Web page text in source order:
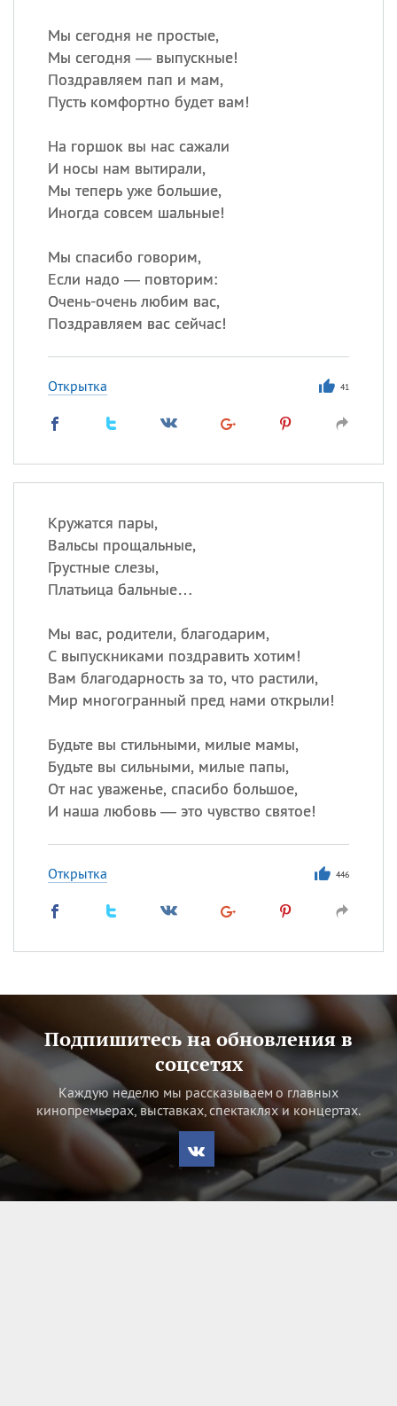
Мы сегодня не простые,
Мы сегодня — выпускные!
Поздравляем пап и мам,
Пусть комфортно будет вам!
На горшок вы нас сажали
И носы нам вытирали,
Мы теперь уже большие,
Иногда совсем шальные!
Мы спасибо говорим,
Если надо — повторим:
Очень-очень любим вас,
Поздравляем вас сейчас!
Открытка 41
Кружатся пары,
Вальсы прощальные,
Грустные слезы,
Платьица бальные…
Мы вас, родители, благодарим,
С выпускниками поздравить хотим!
Вам благодарность за то, что растили,
Мир многогранный пред нами открыли!
Будьте вы стильными, милые мамы,
Будьте вы сильными, милые папы,
От нас уваженье, спасибо большое,
И наша любовь — это чувство святое!
Открытка 446
Подпишитесь на обновления в
соцсетях
Каждую неделю мы рассказываем о главных
кинопремьерах, выставках, спектаклях и концертах.